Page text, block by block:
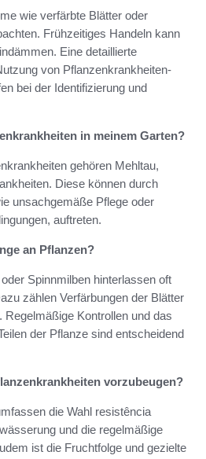
wie verfärbte Blätter oder
Frühzeitiges Handeln kann
Eine detaillierte
von Pflanzenkrankheiten-
bei der Identifizierung und
in meinem Garten?
gehören Mehltau,
Diese können durch
unsachgemäße Pflege oder
auftreten.
an Pflanzen?
Spinnmilben hinterlassen oft
zählen Verfärbungen der Blätter
Kontrollen und das
der Pflanze sind entscheidend
vorzubeugen?
die Wahl resistência
und die regelmäßige
ist die Fruchtfolge und gezielte